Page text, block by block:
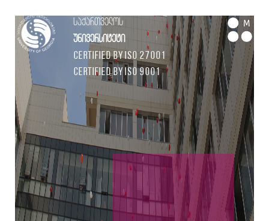
საქართველოს
უნივერსიტეტი
Certified by ISO 27001
Certified by ISO 9001
M